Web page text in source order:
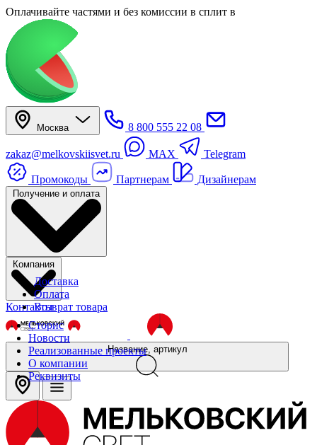
Оплачивайте частями и без комиссии в сплит в
Москва 8 800 555 22 08
zakaz@melkovskiisvet.ru MAX Telegram
Промокоды Партнерам Дизайнерам
Получение и оплата
Доставка
Оплата
Возврат товара
Компания
Сторис
Новости
Реализованные проекты
О компании
Реквизиты
Контакты
Название, артикул